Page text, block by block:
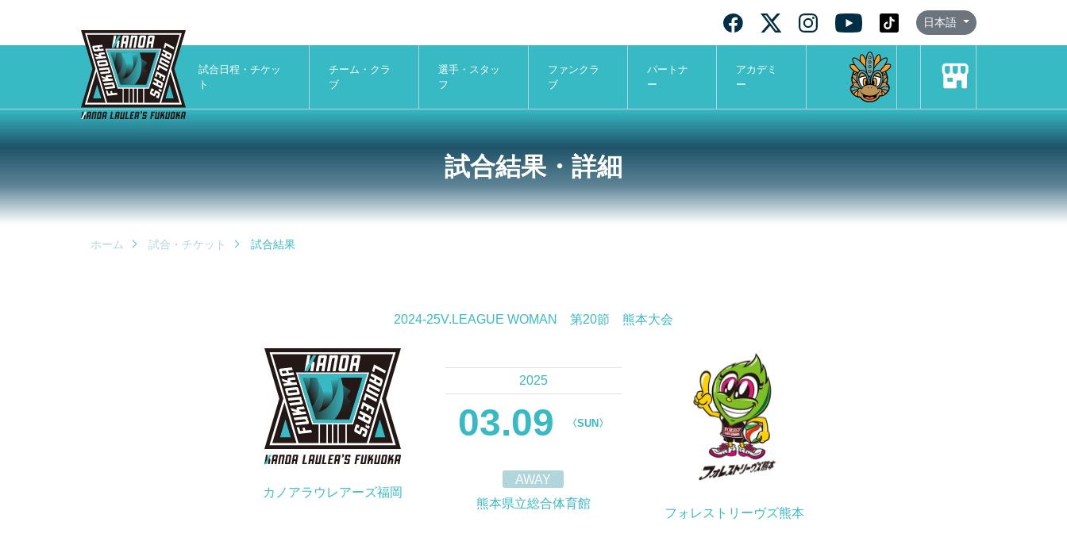
日本語
試合日程・チケッ
ト
チーム・クラ
ブ
選手・スタッ
フ
ファンクラ
ブ
パートナ
ー
アカデミ
ー
試合結果・詳細
ホーム 試合・チケット 試合結果
2024-25V.LEAGUE WOMAN 第20節 熊本大会
カノアラウレアーズ福岡
2025
03.09 〈SUN〉
AWAY
熊本県立総合体育館
フォレストリーヴズ熊本